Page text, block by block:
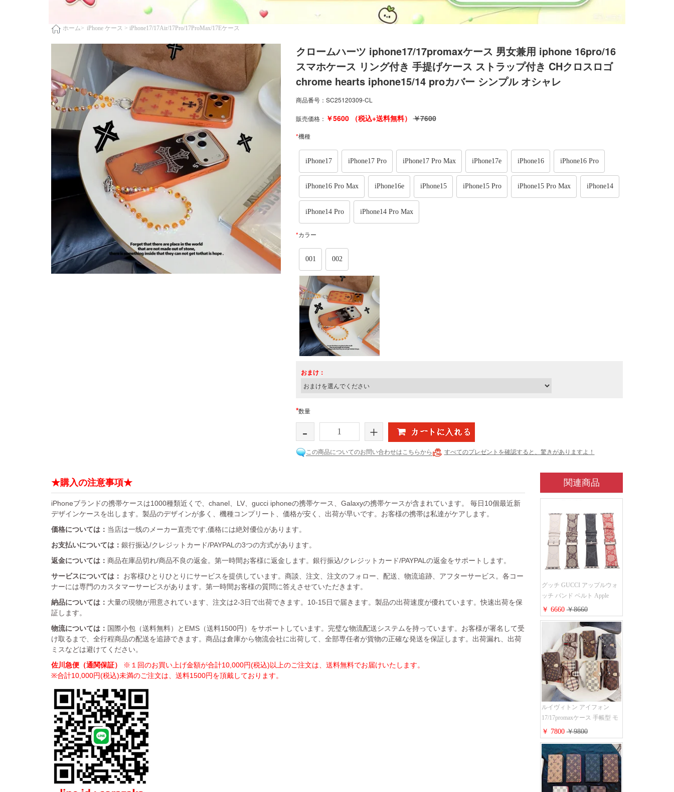
ホーム> iPhone ケース > iPhone17/17Air/17Pro/17ProMax/17Eケース
クロームハーツ iphone17/17promaxケース 男女兼用 iphone 16pro/16
スマホケース リング付き 手提げケース ストラップ付き CHクロスロゴ
chrome hearts iphone15/14 proカバー シンプル オシャレ
商品番号： SC25120309-CL
販売価格： ￥5600（税込+送料無料）￥7600
*機種
iPhone17 iPhone17 Pro iPhone17 Pro Max iPhone17e iPhone16 iPhone16 Pro
iPhone16 Pro Max iPhone16e iPhone15 iPhone15 Pro iPhone15 Pro Max iPhone14
iPhone14 Pro iPhone14 Pro Max
*カラー
001 002
おまけ：
*数量
- +
この商品についてのお問い合わせはこちらから すべてのプレゼントを確認すると、驚きがありますよ！
★購入の注意事項★
iPhoneブランドの携帯ケースは1000種類近くで、chanel、LV、gucci iphoneの携帯ケース、Galaxyの携帯ケースが含まれています。 毎日10個最近新
デザインケースを出します。製品のデザインが多く、機種コンプリート、価格が安く、出荷が早いです。お客様の携帯は私達がケアします。
価格については： 当店は一线のメーカー直売です,価格には絶対優位があります。
お支払いについては： 銀行振込/クレジットカード/PAYPALの3つの方式があります。
返金については： 商品在庫品切れ/商品不良の返金。第一時間お客様に返金します。銀行振込/クレジットカード/PAYPALの返金をサポートします。
サービスについては：
お客様ひとりひとりにサービスを提供しています。商談、注文、注文のフォロー、配送、物流追跡、アフターサービス。各コー
ナーには専門のカスタマーサービスがあります。第一時間お客様の質問に答えさせていただきます。
納品については： 大量の現物が用意されています、注文は2-3日で出荷できます。10-15日で届きます。製品の出荷速度が優れています。快速出荷を保
証します。
物流については： 国際小包（送料無料）とEMS（送料1500円）をサポートしています。完璧な物流配送システムを持っています。お客様が署名して受
け取るまで、全行程商品の配送を追跡できます。商品は倉庫から物流会社に出荷して、全部専任者が貨物の正確な発送を保証します。出荷漏れ、出荷
ミスなどは避けてください。
佐川急便（通関保証）
※１回のお買い上げ金額が合計10,000円(税込)以上のご注文は、送料無料でお届けいたします。
※合計10,000円(税込)未満のご注文は、送料1500円を頂戴しております。
関連商品
グッチ GUCCI アップルウォ
ッチ バンド ベルト Apple
Watch ベルト交換 レザーベル
ト レザーバンド ウォッチバ
ンド 38mm 40mm 42mm 44mm
人気新作
￥ 6660￥8660
ルイヴィトン アイフォン
17/17promaxケース 手帳型 モ
ノグラム 定番柄 airpods 4/3/2
proケース 2点セット激安 グ
ッチiphone16pro/16/15ケース
手帳型 財布カード入り 多機
能 ハイ ブランド Galaxy
S25/S24/S23手帳カバー おす
￥ 7800￥9800